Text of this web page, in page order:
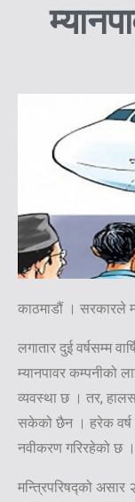
काठमाडौं । सरकारले
लगातार दुई वर्षसम्म
म्यानपावर कम्पनीको
व्यवस्था छ । तर,
सकेको छैन । हरेक वर्ष
नवीकरण गरिरहेको छ ।
मन्त्रिपरिषद्को